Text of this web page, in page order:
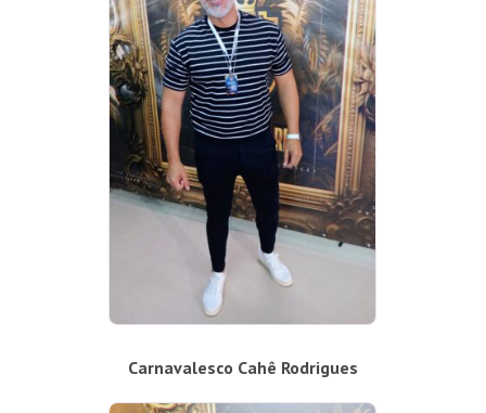
Carnavalesco Cahê Rodrigues